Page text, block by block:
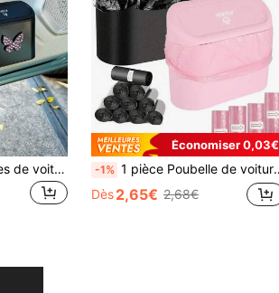
1 pièce Boîte à ordures de voiture carrée en ABS noir avec nœud papillon suspendu, boîte de rangement étanche
Économiser 0,03€
-1% 1 pièce Poubelle de voiture + 1 rouleau (15 pièces) Sacs poubelle, Mini poubelle de voiture, Imperméable, Portable, Gain de place, Boîte de rangement pour voiture, Boîte de tri pour voiture, Accessoire essentiel pour voiture
Dès2,65€ 2,68€